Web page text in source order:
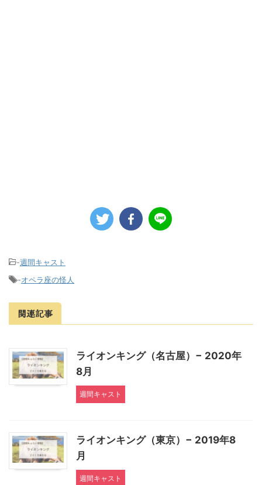
-週間キャスト
-オペラ座の怪人
関連記事
ライオンキング（名古屋）− 2020年
8月
週間キャスト
ライオンキング（東京）− 2019年8
月
週間キャスト